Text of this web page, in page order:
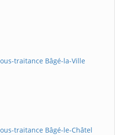
traitance Bâgé-la-Ville
traitance Bâgé-le-Châtel